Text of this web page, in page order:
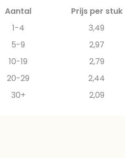
Aantal Prijs per stuk
1-4
3,49
5-9
2,97
10-19
2,79
20-29
2,44
30+
2,09